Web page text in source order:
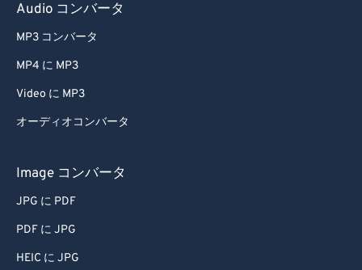
Audio コンバータ
MP3 コンバータ
MP4 に MP3
Video に MP3
オーディオコンバータ
Image コンバータ
JPG に PDF
PDF に JPG
HEIC に JPG